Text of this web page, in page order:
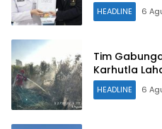
HEADLINE 6
Tim
Karhutla
HEADLINE 6